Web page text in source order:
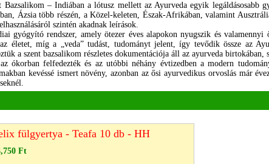
– Indiában a lótusz mellett az Ayurveda egyik legáldásosabb
Ázsia több részén, a Közel-keleten, Észak-Afrikában, valamint
szintén akadnak leírások.
gyógyító rendszer, amely ötezer éves alapokon nyugszik és
életet, míg a „veda” tudást, tudományt jelent, így tevődik össze az
a szent bazsalikom részletes dokumentációja áll az ayurveda birtokában,
ókorban felfedezték és az utóbbi néhány évtizedben a modern
kevéssé ismert növény, azonban az ősi ayurvedikus orvoslás már
fülgyertya - Teafa 10 db - HH
Ft